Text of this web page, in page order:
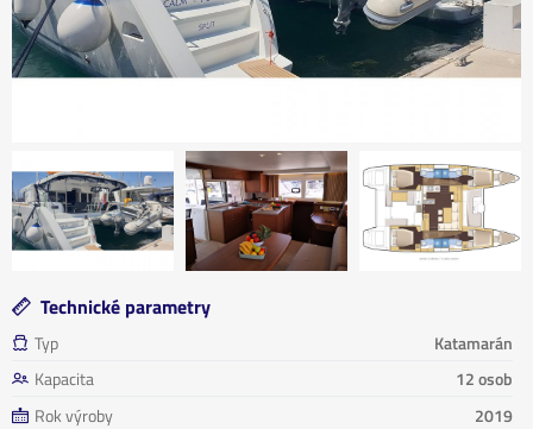
Technické parametry
Typ
Katamarán
Kapacita
12 osob
Rok výroby
2019